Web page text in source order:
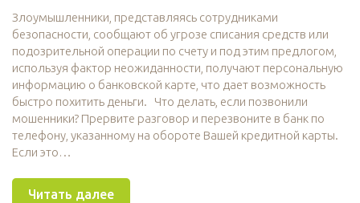
Злоумышленники, представляясь сотрудниками
безопасности, сообщают об угрозе списания средств или
подозрительной операции по счету и под этим предлогом,
используя фактор неожиданности, получают персональную
информацию о банковской карте, что дает возможность
быстро похитить деньги. Что делать, если позвонили
мошенники? Прервите разговор и перезвоните в банк по
телефону, указанному на обороте Вашей кредитной карты.
Если это…
Читать далее